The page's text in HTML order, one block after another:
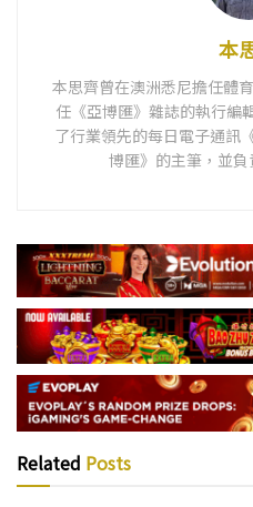
本
本思齊曾在澳洲悉尼擔任體
任《亞博匯》雜誌的執行編
了行業領先的每日電子通訊
博匯》的主筆，並負
Related Posts